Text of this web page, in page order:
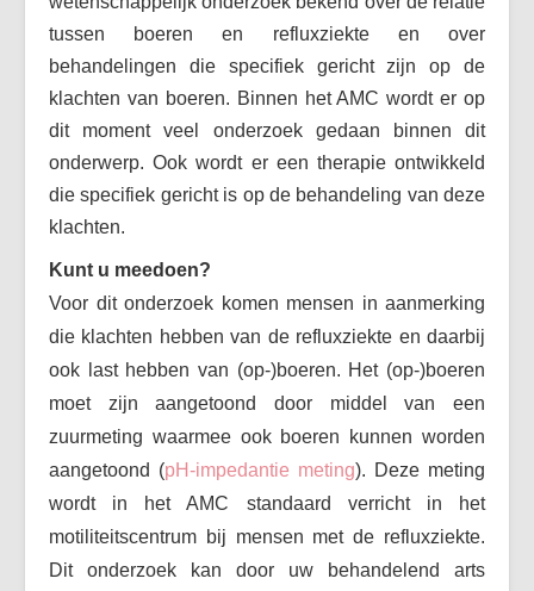
Forum
Maak een afspraak
tussen boeren en refluxziekte en over
behandelingen die specifiek gericht zijn op de
klachten van boeren. Binnen het AMC wordt er op
dit moment veel onderzoek gedaan binnen dit
onderwerp. Ook wordt er een therapie ontwikkeld
die specifiek gericht is op de behandeling van deze
klachten.
Kunt u meedoen?
Voor dit onderzoek komen mensen in aanmerking
die klachten hebben van de refluxziekte en daarbij
ook last hebben van (op-)boeren. Het (op-)boeren
moet zijn aangetoond door middel van een
zuurmeting waarmee ook boeren kunnen worden
aangetoond (pH-impedantie meting). Deze meting
wordt in het AMC standaard verricht in het
motiliteitscentrum bij mensen met de refluxziekte.
Dit onderzoek kan door uw behandelend arts